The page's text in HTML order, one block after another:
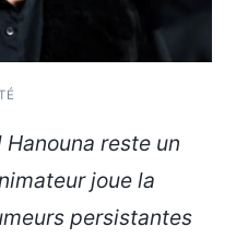
reste un
joue la
persistantes